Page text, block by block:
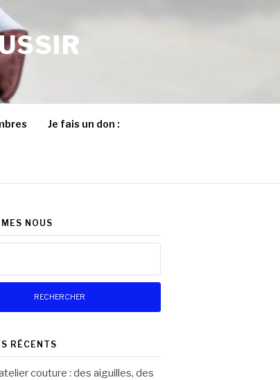
Je fais un don :
NOUS
RÉCENTS
couture : des aiguilles, des